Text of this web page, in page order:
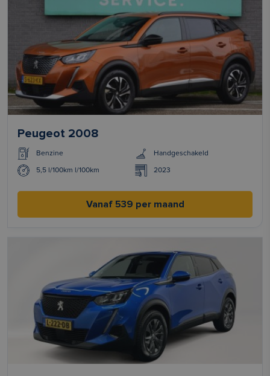
Peugeot 2008
Benzine Handgeschakeld
5,5 l/100km l/100km 2023
Vanaf 539 per maand